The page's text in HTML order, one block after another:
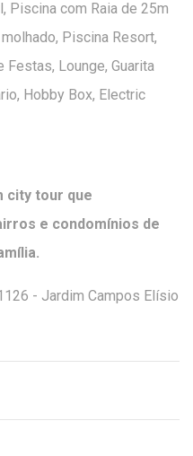
Piscina com Raia de 25m
Piscina Resort,
Festas, Lounge, Guarita
Hobby Box, Electric
city tour que
e condomínios de
- Jardim Campos Elísio